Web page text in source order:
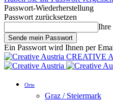
Passwort-Wiederherstellung
Passwort zurücksetzen
Ihre
Ein Passwort wird Ihnen per
CREATIVE
Orte
Graz / Steiermark